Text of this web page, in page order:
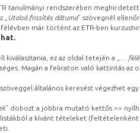
tanulmányi rendszerében
Utolsó frissítés dátuma” szövegnél
már történt az ETR-ben
ez az oldal tetején a „
…
Magán a feliraton való kattintás az
általános keresést végezhet
” dobozt a jobbra mutató kettős >>
a kívánt tételeket (feltételenként